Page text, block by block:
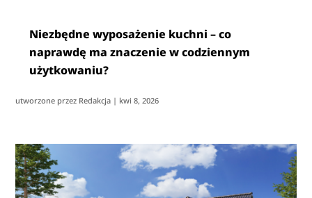
Niezbędne wyposażenie kuchni – co
naprawdę ma znaczenie w codziennym
użytkowaniu?
utworzone przez Redakcja | kwi 8, 2026